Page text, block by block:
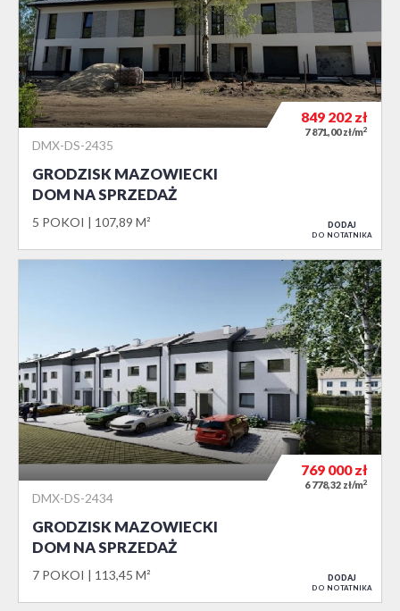
DMX-DS-2435
GRODZISK MAZOWIECKI
DOM NA SPRZEDAŻ
5 POKOI 107,89 M²
849 202 zł
7 871,00 zł/m2
DODAJ
DO NOTATNIKA
DMX-DS-2434
GRODZISK MAZOWIECKI
DOM NA SPRZEDAŻ
7 POKOI 113,45 M²
769 000zł
6 778,32 zł/m2
DODAJ
DO NOTATNIKA